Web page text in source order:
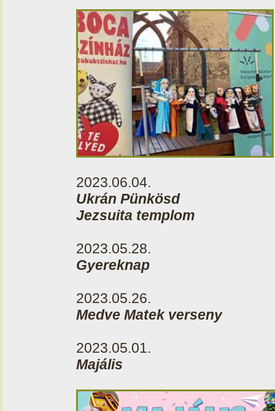
2023.06.04.
Ukrán Pünkösd
Jezsuita templom
2023.05.28.
Gyereknap
2023.05.26.
Medve Matek verseny
2023.05.01.
Majális